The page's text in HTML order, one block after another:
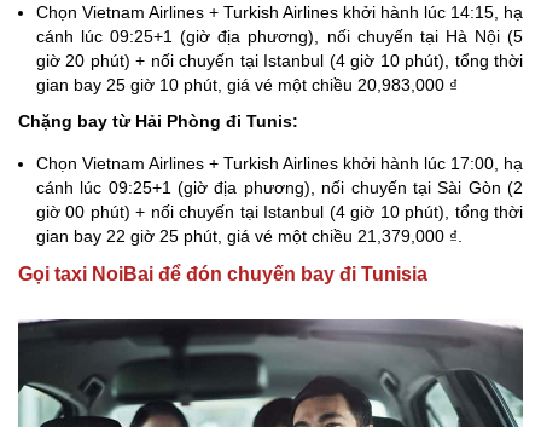
Chọn Vietnam Airlines + Turkish Airlines khởi hành lúc 14:15, hạ
cánh lúc 09:25+1 (giờ địa phương), nối chuyến tại Hà Nội (5
giờ 20 phút) + nối chuyến tại Istanbul (4 giờ 10 phút), tổng thời
gian bay 25 giờ 10 phút, giá vé một chiều 20,983,000 ₫
Chặng bay từ Hải Phòng đi Tunis:
Chọn Vietnam Airlines + Turkish Airlines khởi hành lúc 17:00, hạ
cánh lúc 09:25+1 (giờ địa phương), nối chuyến tại Sài Gòn (2
giờ 00 phút) + nối chuyến tại Istanbul (4 giờ 10 phút), tổng thời
gian bay 22 giờ 25 phút, giá vé một chiều 21,379,000 ₫.
Gọi taxi NoiBai để đón chuyến bay đi Tunisia